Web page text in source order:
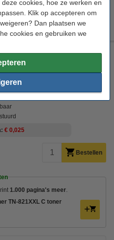
cookies, hoe ze werken en
Klik op accepteren om
Dan plaatsen we
cookies en gebruiken we
huismerk) te nemen i.p.v. de
extra hoge capaciteit
en omschrijving
€ 0,025
Bestellen
1.000 pagina's meer.
TN-821XXL C toner